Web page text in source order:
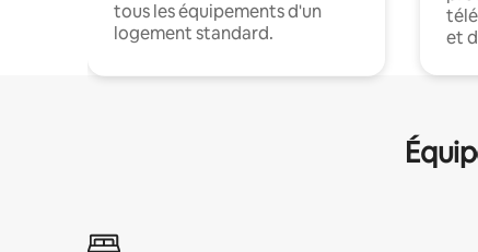
tous les équipements d'un
logement standard.
et